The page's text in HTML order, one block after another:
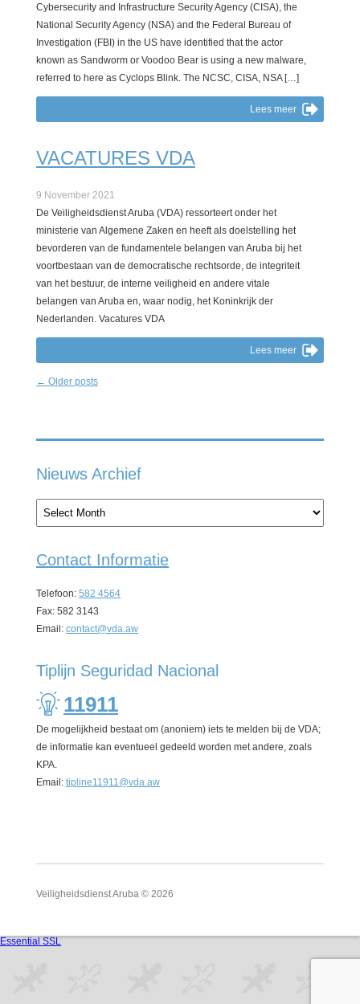
Cybersecurity and Infrastructure Security Agency (CISA), the
National Security Agency (NSA) and the Federal Bureau of
Investigation (FBI) in the US have identified that the actor
known as Sandworm or Voodoo Bear is using a new malware,
referred to here as Cyclops Blink. The NCSC, CISA, NSA […]
Lees meer
VACATURES VDA
9 November 2021
De Veiligheidsdienst Aruba (VDA) ressorteert onder het
ministerie van Algemene Zaken en heeft als doelstelling het
bevorderen van de fundamentele belangen van Aruba bij het
voortbestaan van de democratische rechtsorde, de integriteit
van het bestuur, de interne veiligheid en andere vitale
belangen van Aruba en, waar nodig, het Koninkrijk der
Nederlanden. Vacatures VDA
Lees meer
← Older posts
Nieuws Archief
Nieuws
Archief
Contact Informatie
Telefoon: 582 4564
Fax: 582 3143
Email: contact@vda.aw
Tiplijn Seguridad Nacional
11911
De mogelijkheid bestaat om (anoniem) iets te melden bij de VDA;
de informatie kan eventueel gedeeld worden met andere, zoals
KPA.
Email: tipline11911@vda.aw
Veiligheidsdienst Aruba © 2026
Essential SSL